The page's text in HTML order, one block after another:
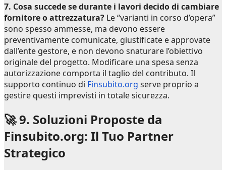
7. Cosa succede se durante i lavori decido di cambiare
fornitore o attrezzatura? Le “varianti in corso d’opera”
sono spesso ammesse, ma devono essere
preventivamente comunicate, giustificate e approvate
dall’ente gestore, e non devono snaturare l’obiettivo
originale del progetto. Modificare una spesa senza
autorizzazione comporta il taglio del contributo. Il
supporto continuo di Finsubito.org serve proprio a
gestire questi imprevisti in totale sicurezza.
🚀 9. Soluzioni Proposte da
Finsubito.org: Il Tuo Partner
Strategico